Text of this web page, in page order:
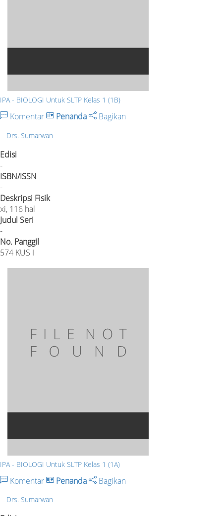
IPA - BIOLOGI Untuk SLTP Kelas 1 (1B)
Komentar Penanda Bagikan
Drs. Sumarwan
Edisi
-
ISBN/ISSN
-
Deskripsi Fisik
xi, 116 hal
Judul Seri
-
No. Panggil
574 KUS I
IPA - BIOLOGI Untuk SLTP Kelas 1 (1A)
Komentar Penanda Bagikan
Drs. Sumarwan